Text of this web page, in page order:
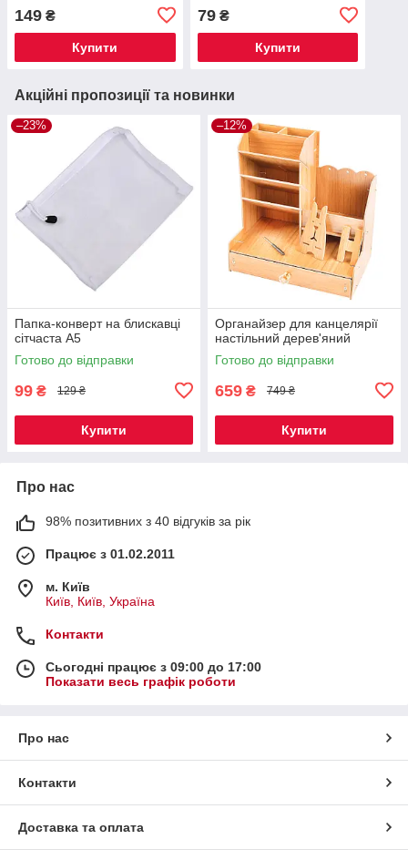
149 ₴
Купити
79₴
Купити
Акційні пропозиції та новинки
–23%
Папка-конверт на блискавці
сітчаста А5
Готово до відправки
99 ₴ 129 ₴
Купити
–12%
Органайзер для канцелярії
настільний дерев'яний
Готово до відправки
659 ₴ 749 ₴
Купити
Про нас
98% позитивних з 40 відгуків за рік
Працює з 01.02.2011
м. Київ
Київ, Київ, Україна
Контакти
Сьогодні працює з 09:00 до 17:00
Показати весь графік роботи
Про нас
Контакти
Доставка та оплата